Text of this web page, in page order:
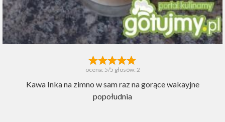
ocena: 5/5 głosów: 2
Kawa Inka na zimno w sam raz na gorące wakayjne
popołudnia